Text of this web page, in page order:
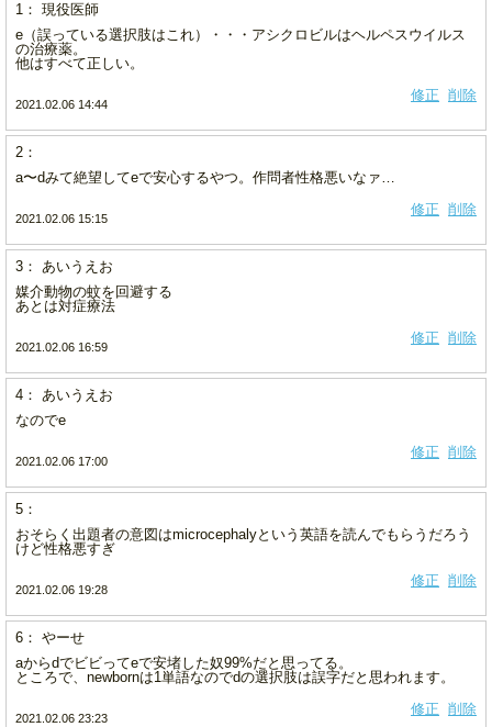
1： 現役医師
e（誤っている選択肢はこれ）・・・アシクロビルはヘルペスウイルス
の治療薬。
他はすべて正しい。
2021.02.06 14:44
修正 削除
2：
a〜dみて絶望してeで安心するやつ。作問者性格悪いなァ…
2021.02.06 15:15
修正 削除
3： あいうえお
媒介動物の蚊を回避する
あとは対症療法
2021.02.06 16:59
修正 削除
4： あいうえお
なのでe
2021.02.06 17:00
修正 削除
5：
おそらく出題者の意図はmicrocephalyという英語を読んでもらうだろう
けど性格悪すぎ
2021.02.06 19:28
修正 削除
6： やーせ
aからdでビビってeで安堵した奴99%だと思ってる。
ところで、newbornは1単語なのでdの選択肢は誤字だと思われます。
2021.02.06 23:23
修正 削除